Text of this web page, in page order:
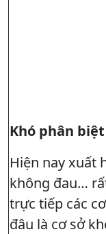
Khó phân
Hiện nay xuất
không đau…
trực tiếp các
đâu là cơ sở